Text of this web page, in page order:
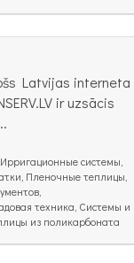
Latvijas interneta
ir uzsācis
системы,
Пленочные теплицы,
техника, Системы и
из поликарбоната